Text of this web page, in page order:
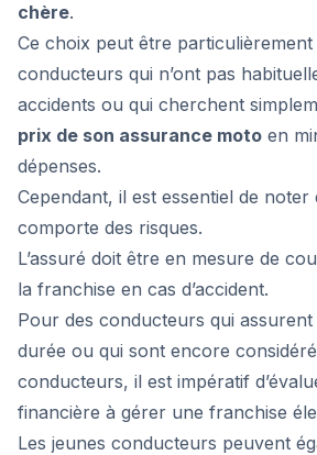
chère.
Ce choix peut être
conducteurs qui n’ont pas
accidents ou qui cherchent
prix de son assurance moto en
dépenses.
Cependant, il est essentiel de noter
comporte des risques.
L’assuré doit être en mesure de
la franchise en cas d’accident.
Pour des conducteurs qui
durée ou qui sont encore
conducteurs, il est impératif
financière à gérer une franchise
Les jeunes conducteurs peuvent